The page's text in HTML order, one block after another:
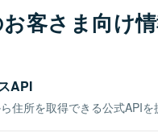
客さま向け
API
住所を取得できる公式APIを